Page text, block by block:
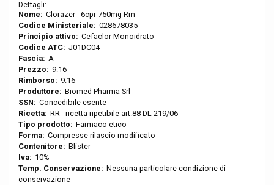
Dettagli:
Nome: Clorazer - 6cpr 750mg Rm
Codice Ministeriale: 028678035
Principio attivo: Cefaclor Monoidrato
Codice ATC: J01DC04
Fascia: A
Prezzo: 9.16
Rimborso: 9.16
Produttore: Biomed Pharma Srl
SSN: Concedibile esente
Ricetta: RR - ricetta ripetibile art.88 DL 219/06
Tipo prodotto: Farmaco etico
Forma: Compresse rilascio modificato
Contenitore: Blister
Iva: 10%
Temp. Conservazione: Nessuna particolare condizione di
conservazione